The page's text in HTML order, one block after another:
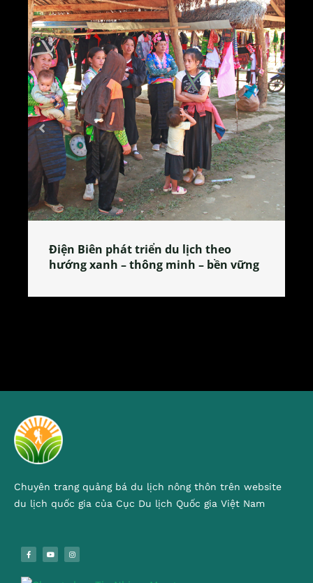
Làng làm bánh tẻ Phú Nhi – nơi lan
tỏa đặc sản xứ Đoài
Chuyên trang quảng bá du lịch nông thôn trên website
du lịch quốc gia của Cục Du lịch Quốc gia Việt Nam